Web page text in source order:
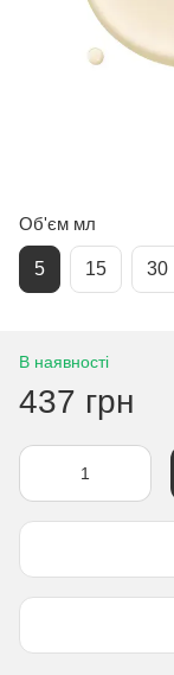
Об'єм мл
5 15 30
В наявності
437 грн